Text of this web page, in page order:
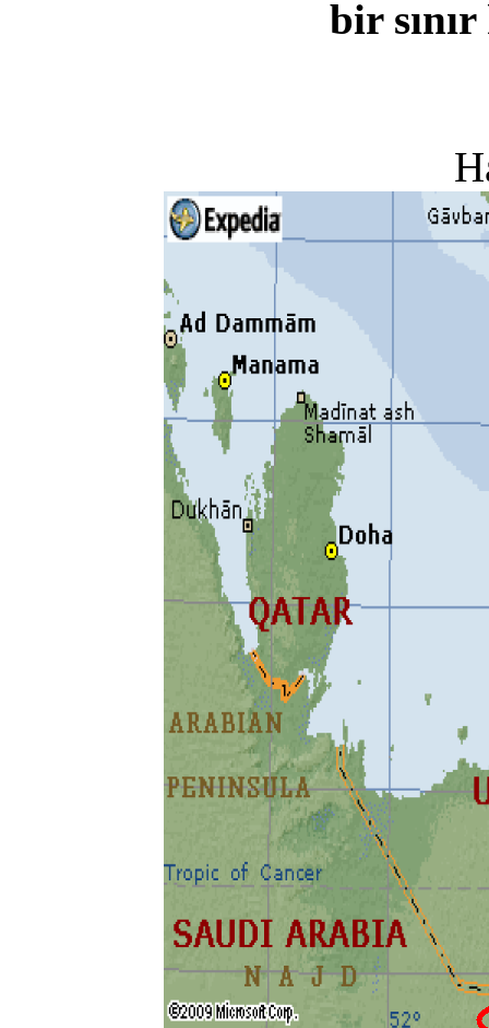
bir